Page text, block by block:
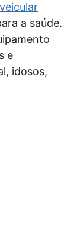
veicular
a saúde.
e
idosos,